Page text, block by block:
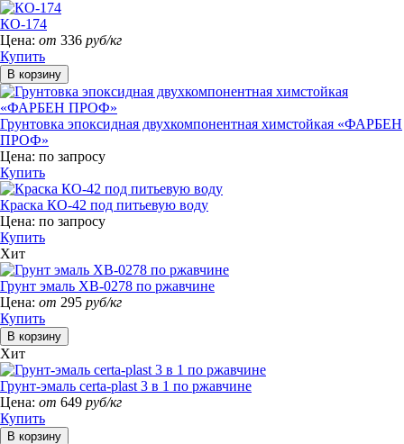
КО-174
Цена: от 336 руб/кг
Купить
Грунтовка эпоксидная двухкомпонентная химстойкая «ФАРБЕН
ПРОФ»
Цена: по запросу
Купить
Краска КО-42 под питьевую воду
Цена: по запросу
Купить
Хит
Грунт эмаль ХВ-0278 по ржавчине
Цена: от 295 руб/кг
Купить
Хит
Грунт-эмаль certa-plast 3 в 1 по ржавчине
Цена: от 649 руб/кг
Купить